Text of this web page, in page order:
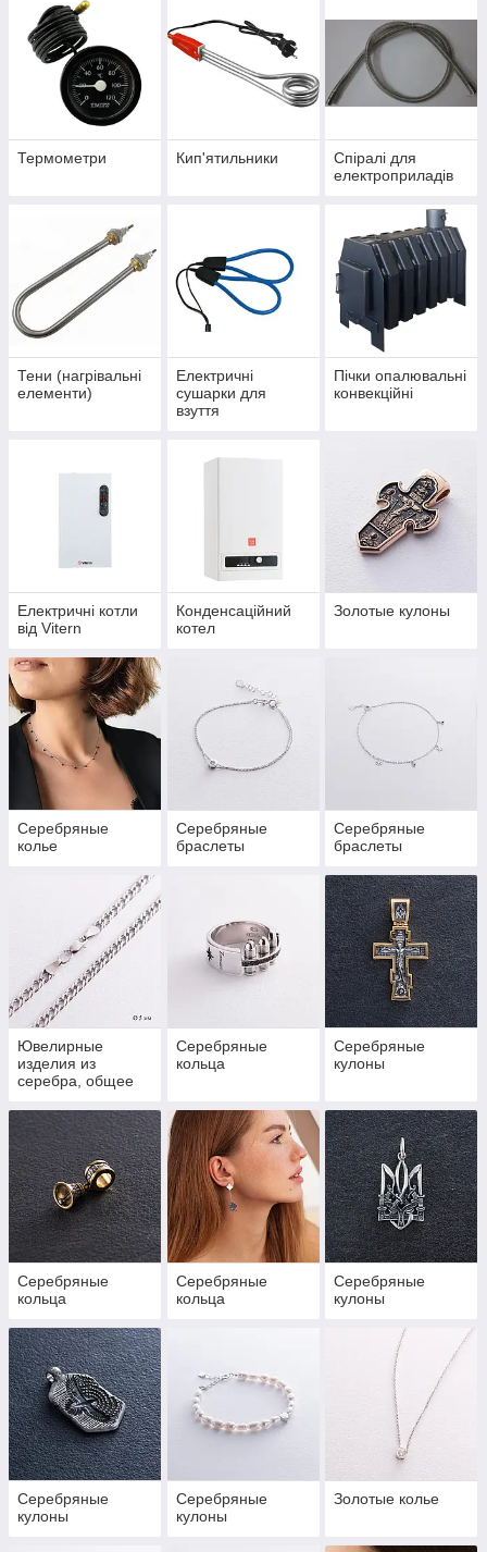
електроприлади
Термометри Кип'ятильники
Спіралі для
електроприладів
Тени (нагрівальні
елементи)
Електричні
сушарки для
взуття
Пічки опалювальні
конвекційні
Електричні котли
від Vitern
Конденсацiйний
котел
Золотые кулоны
Серебряные
колье
Серебряные
браслеты
Серебряные
браслеты
Ювелирные
изделия из
серебра, общее
Серебряные
кольца
Серебряные
кулоны
Серебряные
кольца
Серебряные
кольца
Серебряные
кулоны
Серебряные
кулоны
Серебряные
кулоны
Золотые колье